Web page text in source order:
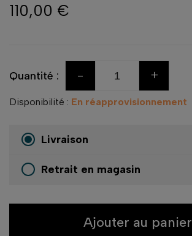
110,00 €
Quantité : - +
Disponibilité : En réapprovisionnement
Livraison
Retrait en magasin
Ajouter au panier